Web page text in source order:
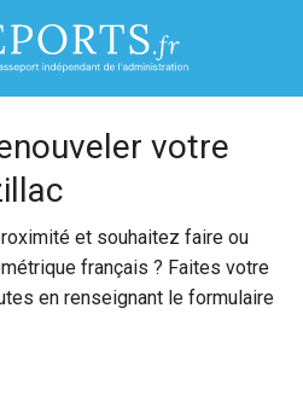
votre
et souhaitez faire ou
français ? Faites votre
en renseignant le formulaire